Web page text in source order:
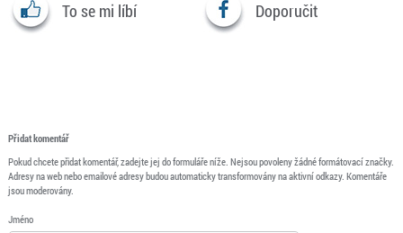
To se mi líbí Doporučit
Přidat komentář
Pokud chcete přidat komentář, zadejte jej do formuláře níže. Nejsou povoleny žádné formátovací značky.
Adresy na web nebo emailové adresy budou automaticky transformovány na aktivní odkazy. Komentáře
jsou moderovány.
Jméno